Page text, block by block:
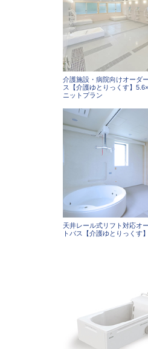
介護施設・病院向けオーダ
ス【介護ゆとりっくす】
ニットプラン
天井レール式リフト対応オ
トバス【介護ゆとりっくす】